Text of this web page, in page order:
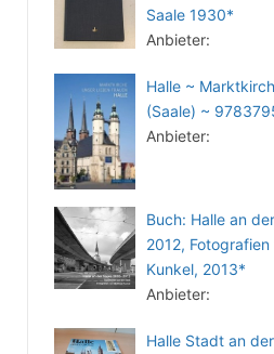
Saale 1930*
Anbieter:
Halle ~
(Saale) ~
Anbieter:
Buch: Halle an
2012,
Kunkel, 2013*
Anbieter:
Halle Stadt an